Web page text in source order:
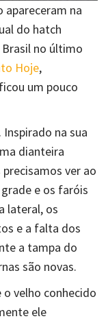
apareceram na
do hatch
no último
Hoje,
um pouco
na sua
dianteira
ver ao
e os faróis
lateral, os
e a falta dos
a tampa do
são novas.
o velho conhecido
ele